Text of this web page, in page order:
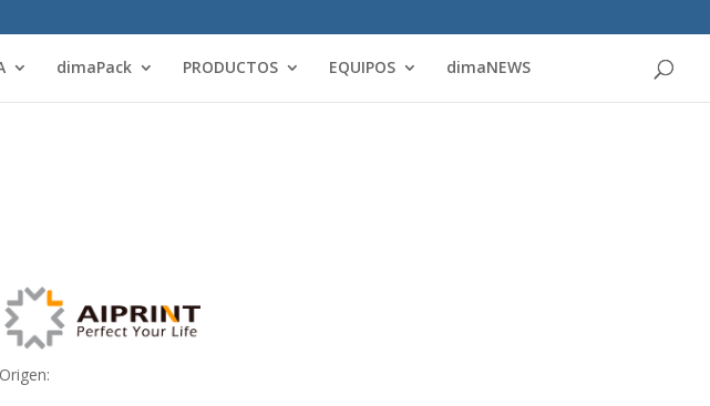
dimaPack PRODUCTOS EQUIPOS dimaNEWS
Products
Origen: